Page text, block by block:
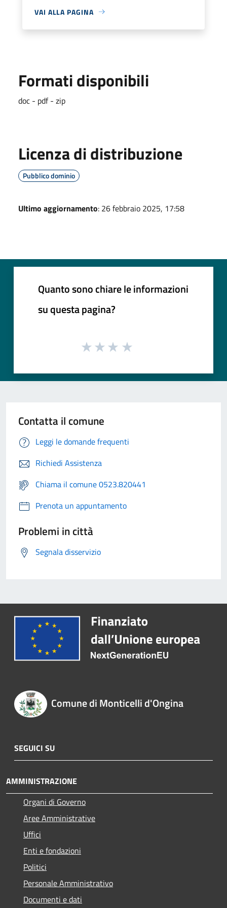
VAI ALLA PAGINA
Formati disponibili
doc - pdf - zip
Licenza di distribuzione
Pubblico dominio
Ultimo aggiornamento: 26 febbraio 2025, 17:58
Quanto sono chiare le informazioni
su questa pagina?
Contatta il comune
Leggi le domande frequenti
Richiedi Assistenza
Chiama il comune 0523.820441
Prenota un appuntamento
Problemi in città
Segnala disservizio
Comune di Monticelli d'Ongina
SEGUICI SU
AMMINISTRAZIONE
Organi di Governo
Aree Amministrative
Uffici
Enti e fondazioni
Politici
Personale Amministrativo
Documenti e dati